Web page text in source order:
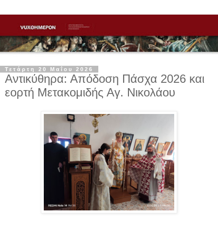
Τετάρτη 20 Μαΐου 2026
Αντικύθηρα: Απόδοση Πάσχα 2026 και
εορτή Μετακομιδής Αγ. Νικολάου